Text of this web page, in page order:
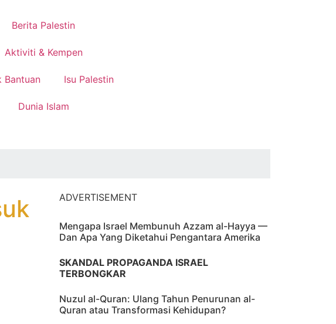
Berita Palestin
Aktiviti & Kempen
Bantuan Isu Palestin
Dunia Islam
ADVERTISEMENT
Mengapa Israel Membunuh Azzam al-Hayya —
Dan Apa Yang Diketahui Pengantara Amerika
SKANDAL PROPAGANDA ISRAEL
TERBONGKAR
Nuzul al-Quran: Ulang Tahun Penurunan al-
Quran atau Transformasi Kehidupan?